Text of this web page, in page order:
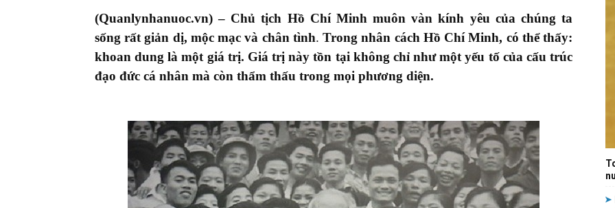
chí
Quản
(Quanlynhanuoc.vn) – Chủ tịch Hồ Chí Minh muôn vàn kính yêu của chúng ta
sống rất giản dị, mộc mạc và chân tình.Trong nhân cách Hồ Chí Minh, có thể thấy:
khoan dung là một giá trị. Giá trị này tồn tại không chỉ như một yếu tố của cấu trúc
đạo đức cá nhân mà còn thẩm thấu trong mọi phương diện.